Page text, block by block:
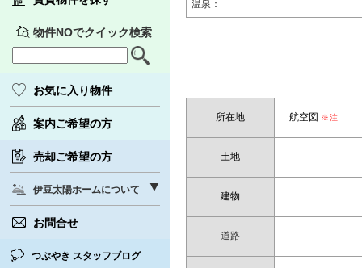
物件NOでクイック検索
お気に入り物件
案内ご希望の方
売却ご希望の方
伊豆太陽ホームについて
お問合せ
つぶやき スタッフブログ
温泉：
所在地 航空図 ※注
土地
建物
道路